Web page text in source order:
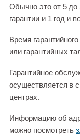
Обычно это от 5 до
гарантии и 1 год и
Время
или гарантийных
Гарантийное
осуществляется в
центрах.
Информацию об
можно посмотреть